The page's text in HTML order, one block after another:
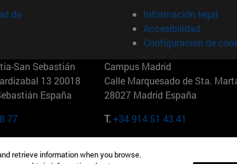
de
Información legal
Accesibilidad
Configuración de
San Sebastián
13 20018
España
77
Campus Madrid
Calle Marquesado de Sta.
28027 Madrid España
T.+34 914 51 43 41
2201 Nueva York Maria-Theresia-Straße 15
retrieve information when you browse.